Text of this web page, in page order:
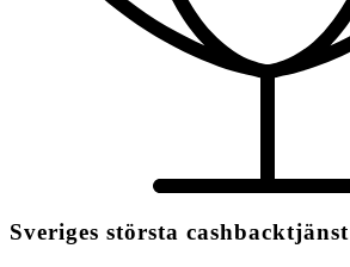
Sveriges största cashbacktjänst